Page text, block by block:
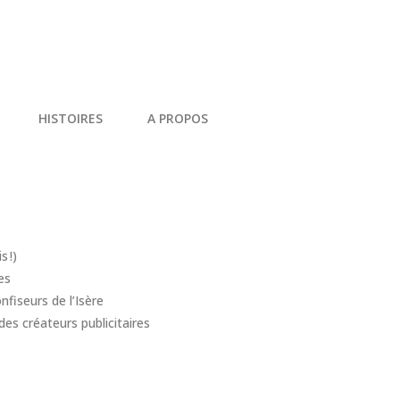
HISTOIRES A PROPOS
!)
de l’Isère
créateurs publicitaires